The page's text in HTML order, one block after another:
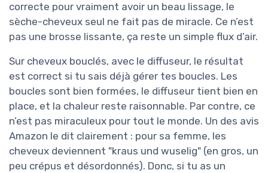
correcte pour vraiment avoir un beau lissage, le
sèche-cheveux seul ne fait pas de miracle. Ce n’est
pas une brosse lissante, ça reste un simple flux d’air.
Sur cheveux bouclés, avec le diffuseur, le résultat
est correct si tu sais déjà gérer tes boucles. Les
boucles sont bien formées, le diffuseur tient bien en
place, et la chaleur reste raisonnable. Par contre, ce
n’est pas miraculeux pour tout le monde. Un des avis
Amazon le dit clairement : pour sa femme, les
cheveux deviennent "kraus und wuselig" (en gros, un
peu crépus et désordonnés). Donc, si tu as un